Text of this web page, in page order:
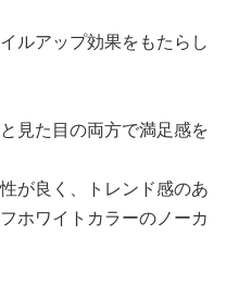
ルアップ効果をもたらし
見た目の両方で満足感を
が良く、トレンド感のあ
ホワイトカラーのノーカ